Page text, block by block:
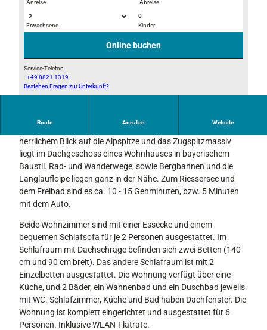
© FB
© FB © FB
Anreise Abreise
Erwachsene
0
Kinder
Online buchen
Service-Telefon
+49 8821 1319
Bestehen Fragen zur Unterkunft?
Route Anrufen Website
herrlichem Blick auf die Alpspitze und das Zugspitzmassiv
liegt im Dachgeschoss eines Wohnhauses in bayerischem
Baustil. Rad- und Wanderwege, sowie Bergbahnen und die
Langlaufloipe liegen ganz in der Nähe. Zum Riessersee und
dem Freibad sind es ca. 10 - 15 Gehminuten, bzw. 5 Minuten
mit dem Auto.
Beide Wohnzimmer sind mit einer Essecke und einem
bequemen Schlafsofa für je 2 Personen ausgestattet. Im
Schlafraum mit Dachschräge befinden sich zwei Betten (140
cm und 90 cm breit). Das andere Schlafraum ist mit 2
Einzelbetten ausgestattet. Die Wohnung verfügt über eine
Küche, und 2 Bäder, ein Wannenbad und ein Duschbad jeweils
mit WC. Schlafzimmer, Küche und Bad haben Dachfenster. Die
Wohnung ist komplett eingerichtet und ausgestattet für 6
Personen. Inklusive WLAN-Flatrate.